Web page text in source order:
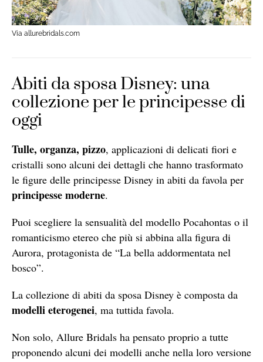
Via allurebridals.com
Abiti da sposa Disney: una
collezione per le principesse di
oggi
Tulle, organza, pizzo, applicazioni di delicati fiori e
cristalli sono alcuni dei dettagli che hanno trasformato
le figure delle principesse Disney in abiti da favola per
principesse moderne.
Puoi scegliere la sensualità del modello Pocahontas o il
romanticismo etereo che più si abbina alla figura di
Aurora, protagonista de “La bella addormentata nel
bosco”.
La collezione di abiti da sposa Disney è composta da
modelli eterogenei, ma tuttida favola.
Non solo, Allure Bridals ha pensato proprio a tutte
proponendo alcuni dei modelli anche nella loro versione